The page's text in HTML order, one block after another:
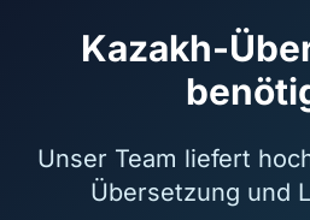
Kazakh-
Unser Team liefert
Übersetzung und